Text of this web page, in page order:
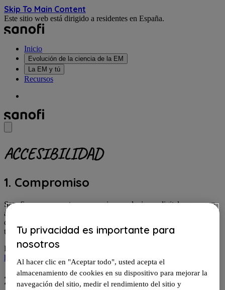
Skip To Main Content
Este sitio web está dirigido a residentes en España.
Inicio
Evolución de la ciencia de la EM
La EM y tú
Recursos
ACCESIBILIDAD
1. Compromiso
Sanofi se compromete a proporcionar soluciones digitales que sean
accesibles al público más amplio posible, independientemente de su
capacidad, discapacidad, raza, origen cultural, género o requisitos
tecnológicos.
Esta declaración de accesibilidad se aplica a
https://www.rediscoverms.com
2. Estado de conformidad
Tu privacidad es importante para
nosotros
Al hacer clic en "Aceptar todo", usted acepta el
almacenamiento de cookies en su dispositivo para mejorar la
navegación del sitio, medir el rendimiento del sitio y